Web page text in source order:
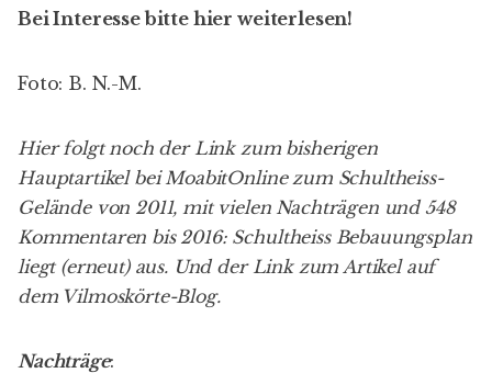
Bei Interesse bitte hier weiterlesen!
Foto: B. N.-M.
Hier folgt noch der Link zum bisherigen
Hauptartikel bei MoabitOnline zum Schultheiss-
Gelände von 2011, mit vielen Nachträgen und 548
Kommentaren bis 2016: Schultheiss Bebauungsplan
liegt (erneut) aus. Und der Link zum Artikel auf
dem Vilmoskörte-Blog.
Nachträge: